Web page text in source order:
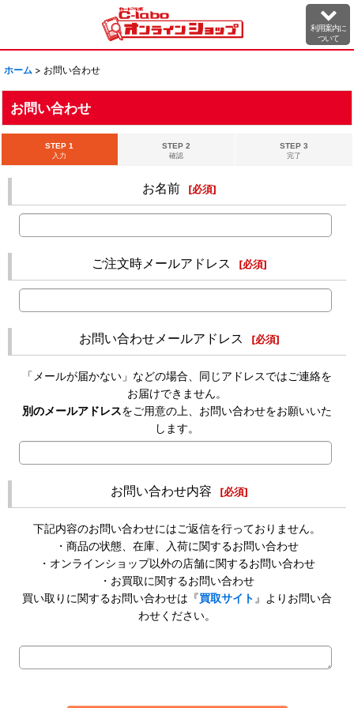
利用案内に
ついて
ホーム > お問い合わせ
お問い合わせ
STEP 1
入力
STEP 2
確認
STEP 3
完了
お名前 [必須]
ご注文時メールアドレス [必須]
お問い合わせメールアドレス [必須]
「メールが届かない」などの場合、同じアドレスではご連絡を
お届けできません。
別のメールアドレスをご用意の上、お問い合わせをお願いいた
します。
お問い合わせ内容 [必須]
下記内容のお問い合わせにはご返信を行っておりません。
・商品の状態、在庫、入荷に関するお問い合わせ
・オンラインショップ以外の店舗に関するお問い合わせ
・お買取に関するお問い合わせ
買い取りに関するお問い合わせは『買取サイト 』よりお問い合
わせください。